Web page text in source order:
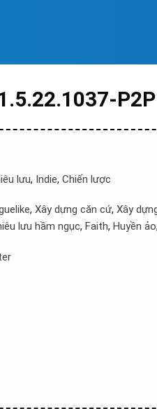
P2P
lưu, Indie, Chiến lược
, Xây dựng căn cứ, Xây
lưu hầm ngục, Faith, Huyền ảo,